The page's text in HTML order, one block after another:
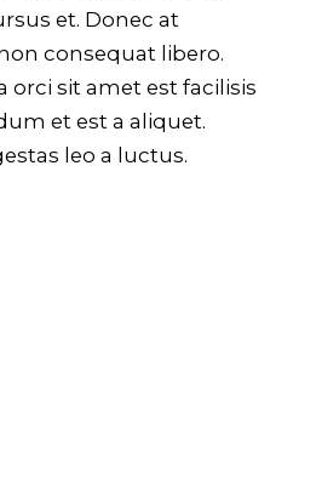
et. Donec at
consequat libero.
orci sit amet est facilisis
et est a aliquet.
leo a luctus.